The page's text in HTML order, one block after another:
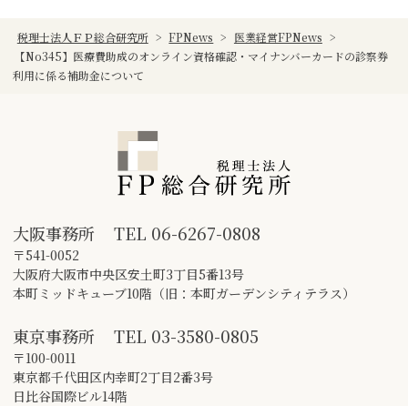
税理士法人ＦＰ総合研究所 > FPNews > 医業経営FPNews >
【No345】医療費助成のオンライン資格確認・マイナンバーカードの診察券
利用に係る補助金について
大阪事務所 TEL 06-6267-0808
〒541-0052
大阪府大阪市中央区安土町3丁目5番13号
本町ミッドキューブ10階（旧：本町ガーデンシティテラス）
東京事務所 TEL 03-3580-0805
〒100-0011
東京都千代田区内幸町2丁目2番3号
日比谷国際ビル14階